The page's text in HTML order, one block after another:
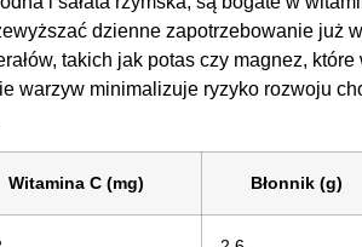
dzienne zapotrzebowanie już
takich jak potas czy magnez, które
warzyw minimalizuje ryzyko rozwoju
Witamina C (mg) Błonnik (g)